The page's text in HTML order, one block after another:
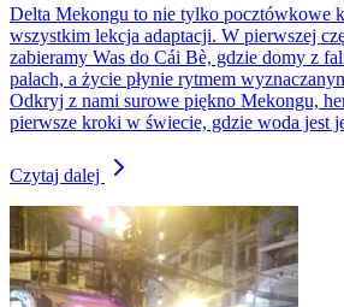
Delta Mekongu to nie tylko pocztówkowe
wszystkim lekcja adaptacji. W pierwszej
zabieramy Was do Cái Bè, gdzie domy z
palach, a życie płynie rytmem
Odkryj z nami surowe piękno Mekongu,
pierwsze kroki w świecie, gdzie woda jest
Czytaj dalej